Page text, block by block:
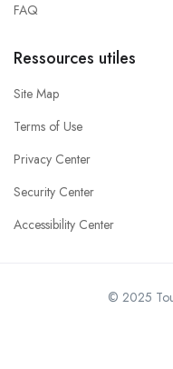
FAQ
Ressources utiles
Site Map
Terms of Use
Privacy Center
Security Center
Accessibility Center
© 2025